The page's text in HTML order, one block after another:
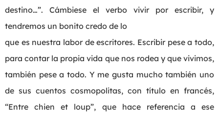
destino…”. Cámbiese el verbo vivir por escribir, y
tendremos un bonito credo de lo
que es nuestra labor de escritores. Escribir pese a todo,
para contar la propia vida que nos rodea y que vivimos,
también pese a todo. Y me gusta mucho también uno
de sus cuentos cosmopolitas, con título en francés,
“Entre chien et loup”, que hace referencia a ese